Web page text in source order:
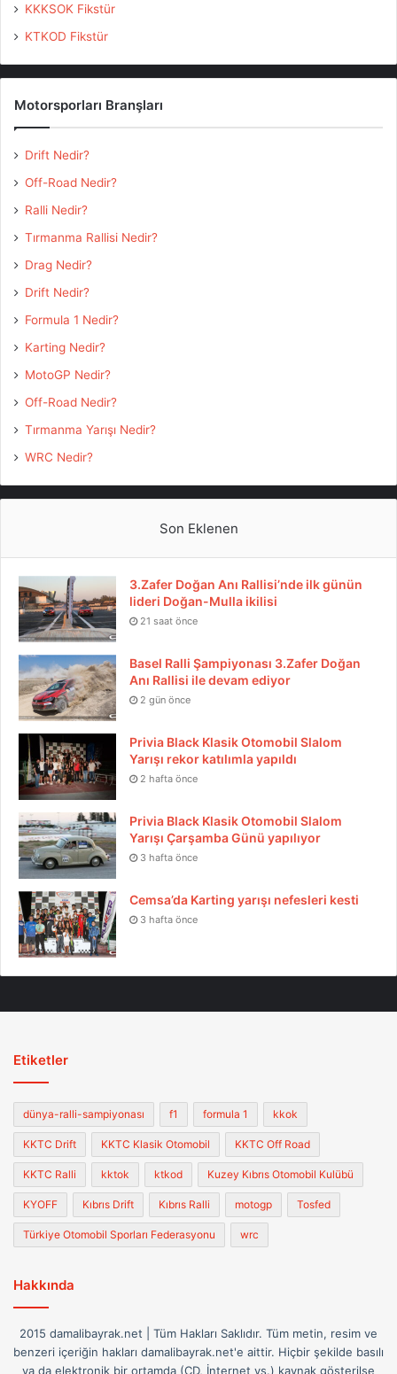
KKKSOK Fikstür
KTKOD Fikstür
Motorsporları Branşları
Drift Nedir?
Off-Road Nedir?
Ralli Nedir?
Tırmanma Rallisi Nedir?
Drag Nedir?
Drift Nedir?
Formula 1 Nedir?
Karting Nedir?
MotoGP Nedir?
Off-Road Nedir?
Tırmanma Yarışı Nedir?
WRC Nedir?
Son Eklenen
3.Zafer Doğan Anı Rallisi’nde ilk günün
lideri Doğan-Mulla ikilisi
21 saat önce
Basel Ralli Şampiyonası 3.Zafer Doğan
Anı Rallisi ile devam ediyor
2 gün önce
Privia Black Klasik Otomobil Slalom
Yarışı rekor katılımla yapıldı
2 hafta önce
Privia Black Klasik Otomobil Slalom
Yarışı Çarşamba Günü yapılıyor
3 hafta önce
Cemsa’da Karting yarışı nefesleri kesti
3 hafta önce
Etiketler
dünya-ralli-sampiyonası f1 formula 1 kkok
KKTC Drift KKTC Klasik Otomobil KKTC Off Road
KKTC Ralli kktok ktkod Kuzey Kıbrıs Otomobil Kulübü
KYOFF Kıbrıs Drift Kıbrıs Ralli motogp Tosfed
Türkiye Otomobil Sporları Federasyonu wrc
Hakkında
2015 damalibayrak.net | Tüm Hakları Saklıdır. Tüm metin, resim ve
benzeri içeriğin hakları damalibayrak.net'e aittir. Hiçbir şekilde basılı
ya da elektronik bir ortamda (CD, İnternet vs.) kaynak gösterilse